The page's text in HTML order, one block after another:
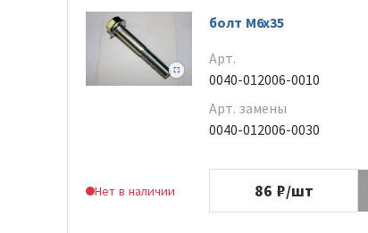
Нет в наличии
болт M6x35
Арт.
0040-012006-0010
Арт. замены
0040-012006-0030
86 ₽/шт